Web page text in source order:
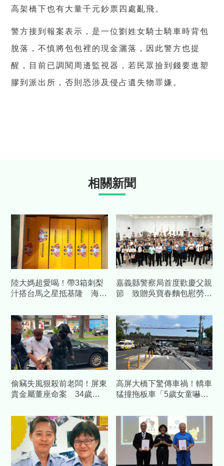
高架橋下也有大量千元鈔票四處亂飛。
警方接到報案表示，是一位劉姓女騎士騎車時背包
脫落，不慎將包包裡的現金灑落，因此警方也提
醒，目前已調閱周邊監視器，若民眾撿到錢要進塑
膠到派出所，否則恐涉及侵占遺失物罪嫌。
相關新聞
陸大媽超愛喝！帶3箱刺梨
汁搭台馬之星抵基隆 海巡
嘉義縣警察局首度歡慶父親
節 致贈吳寶春麵包慰勞警
偷竊失風狠殺前老闆！屏東
貴金屬董座命案 34歲前
高屏大橋下驚傳車禍！轎車
猛撞拖板車「5歲女童嚇